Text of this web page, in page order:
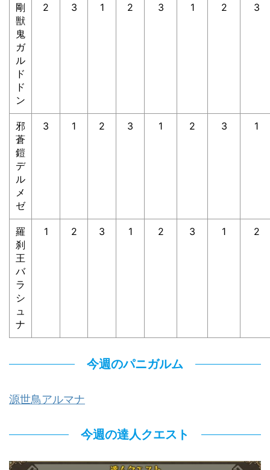
剛
獣
鬼
ガ
ル
ド
ド
ン
2 3 1 2 3 1 2 3
邪
蒼
鎧
デ
ル
メ
ゼ
3 1 2 3 1 2 3 1
羅
刹
王
バ
ラ
シ
ュ
ナ
1 2 3 1 2 3 1 2
今週のパニガルム
源世鳥アルマナ
今週の達人クエスト